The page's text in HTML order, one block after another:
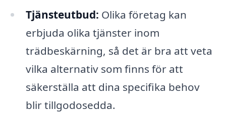
Tjänsteutbud: Olika företag kan
erbjuda olika tjänster inom
trädbeskärning, så det är bra att veta
vilka alternativ som finns för att
säkerställa att dina specifika behov
blir tillgodosedda.